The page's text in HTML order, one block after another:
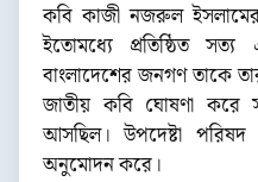
কবি কাজী নজরুল ইসলামের
ইতোমধ্যে প্রতিষ্ঠিত সত্য
বাংলাদেশের জনগণ তাকে
জাতীয় কবি ঘোষণা করে
আসছিল। উপদেষ্টা পরিষদ
অনুমোদন করে।